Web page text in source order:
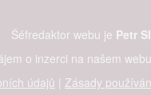
Šéfredaktor webu je Petr
o inzerci na našem
údajů | Zásady